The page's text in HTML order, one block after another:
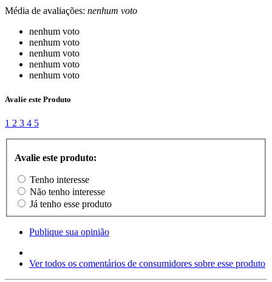
Média de avaliações: nenhum voto
nenhum voto
nenhum voto
nenhum voto
nenhum voto
nenhum voto
Avalie este Produto
1 2 3 4 5
Avalie este produto:
Tenho interesse
Não tenho interesse
Já tenho esse produto
Publique sua opinião
Ver todos os comentários de consumidores sobre esse produto